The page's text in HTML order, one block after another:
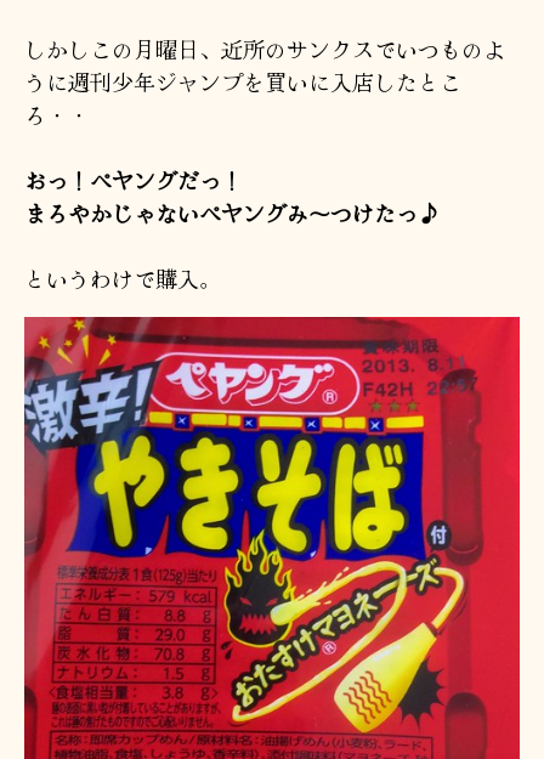
しかしこの月曜日、近所のサンクスでいつものよ
うに週刊少年ジャンプを買いに入店したとこ
ろ・・
おっ！ペヤングだっ！
まろやかじゃないペヤングみ〜つけたっ♪
というわけで購入。